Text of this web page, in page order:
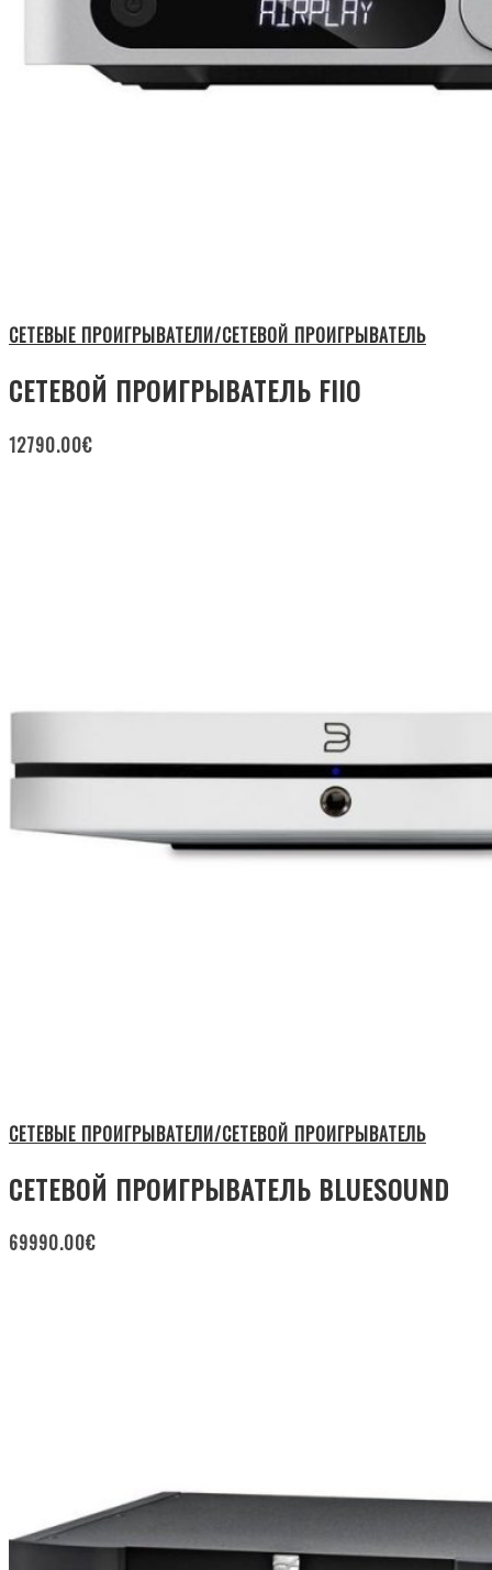
СЕТЕВЫЕ ПРОИГРЫВАТЕЛИ/СЕТЕВОЙ ПРОИГРЫВАТЕЛЬ
СЕТЕВОЙ ПРОИГРЫВАТЕЛЬ FIIO
12790.00€
СЕТЕВЫЕ ПРОИГРЫВАТЕЛИ/СЕТЕВОЙ ПРОИГРЫВАТЕЛЬ
СЕТЕВОЙ ПРОИГРЫВАТЕЛЬ BLUESOUND
69990.00€